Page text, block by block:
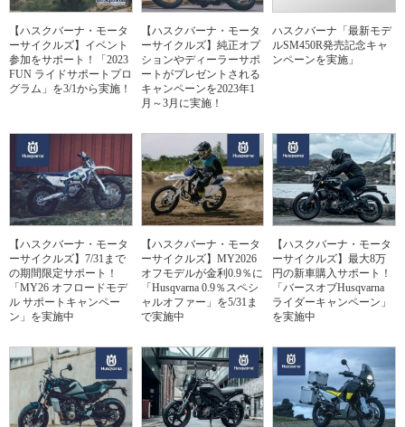
【ハスクバーナ・モータ
ーサイクルズ】イベント
参加をサポート！「2023
FUN ライドサポートプロ
グラム」を3/1から実施！
【ハスクバーナ・モータ
ーサイクルズ】純正オプ
ションやディーラーサポ
ートがプレゼントされる
キャンペーンを2023年1
月～3月に実施！
ハスクバーナ「最新モデ
ルSM450R発売記念キャ
ンペーンを実施」
【ハスクバーナ・モータ
ーサイクルズ】7/31まで
の期間限定サポート！
「MY26 オフロードモデ
ル サポートキャンペー
ン」を実施中
【ハスクバーナ・モータ
ーサイクルズ】MY2026
オフモデルが金利0.9％に
「Husqvarna 0.9％スペシ
ャルオファー」を5/31ま
で実施中
【ハスクバーナ・モータ
ーサイクルズ】最大8万
円の新車購入サポート！
「バースオブHusqvarna
ライダーキャンペーン」
を実施中